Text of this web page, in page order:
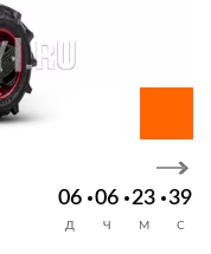
06 06 23 38
Д Ч М С